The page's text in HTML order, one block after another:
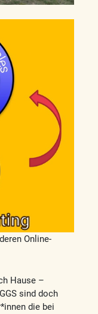
Online-
Hause –
sind doch
die bei